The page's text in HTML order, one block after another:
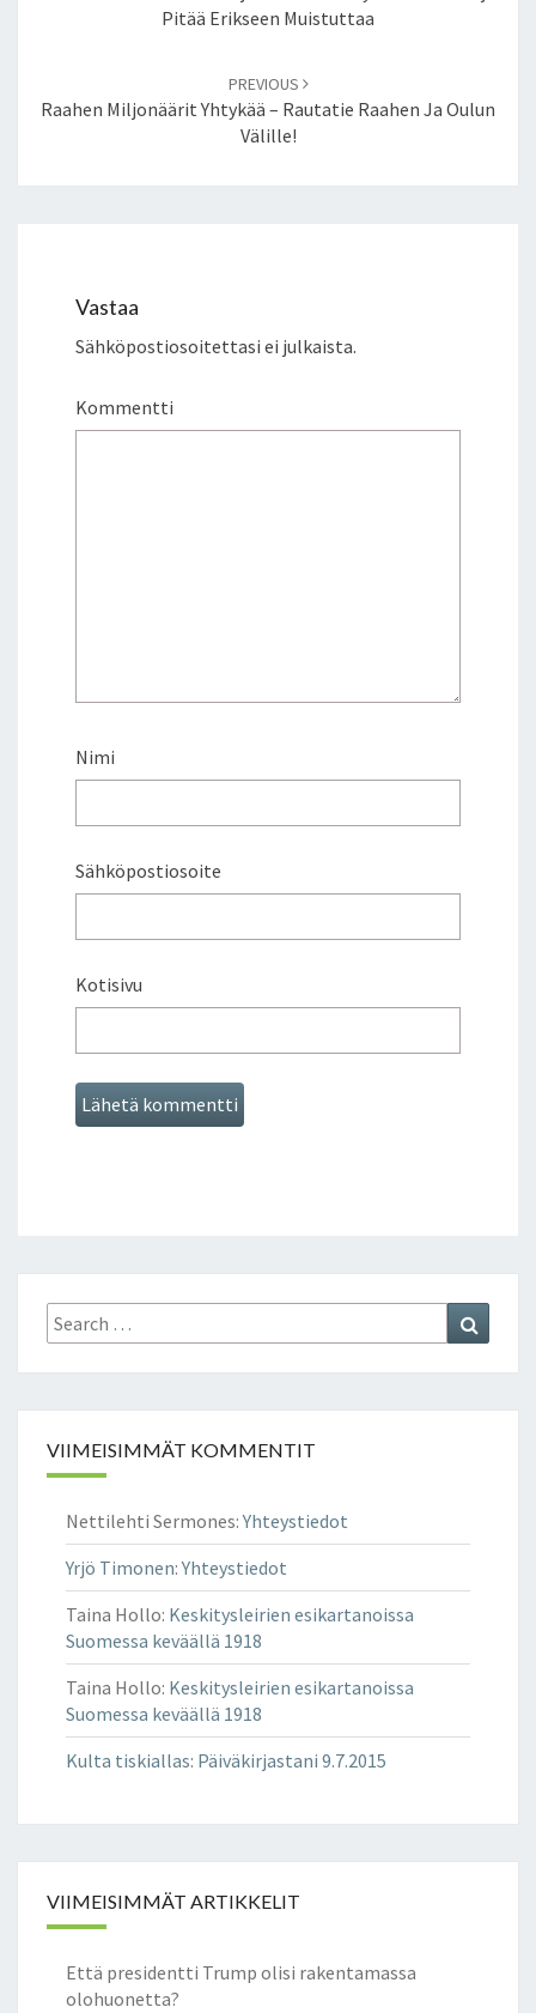
Pitää Erikseen Muistuttaa
PREVIOUS
Raahen Miljonäärit Yhtykää – Rautatie Raahen Ja Oulun
Välille!
Vastaa
Sähköpostiosoitettasi ei julkaista.
Kommentti
Nimi
Sähköpostiosoite
Kotisivu
Search
for:
VIIMEISIMMÄT KOMMENTIT
Nettilehti Sermones:Yhteystiedot
Yrjö Timonen:Yhteystiedot
Taina Hollo: Keskitysleirien esikartanoissa
Suomessa keväällä 1918
Taina Hollo: Keskitysleirien esikartanoissa
Suomessa keväällä 1918
Kulta tiskiallas: Päiväkirjastani 9.7.2015
VIIMEISIMMÄT ARTIKKELIT
Että presidentti Trump olisi rakentamassa
olohuonetta?